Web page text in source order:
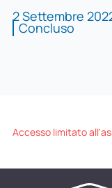
2 Settembre
Concluso
Accesso limitato